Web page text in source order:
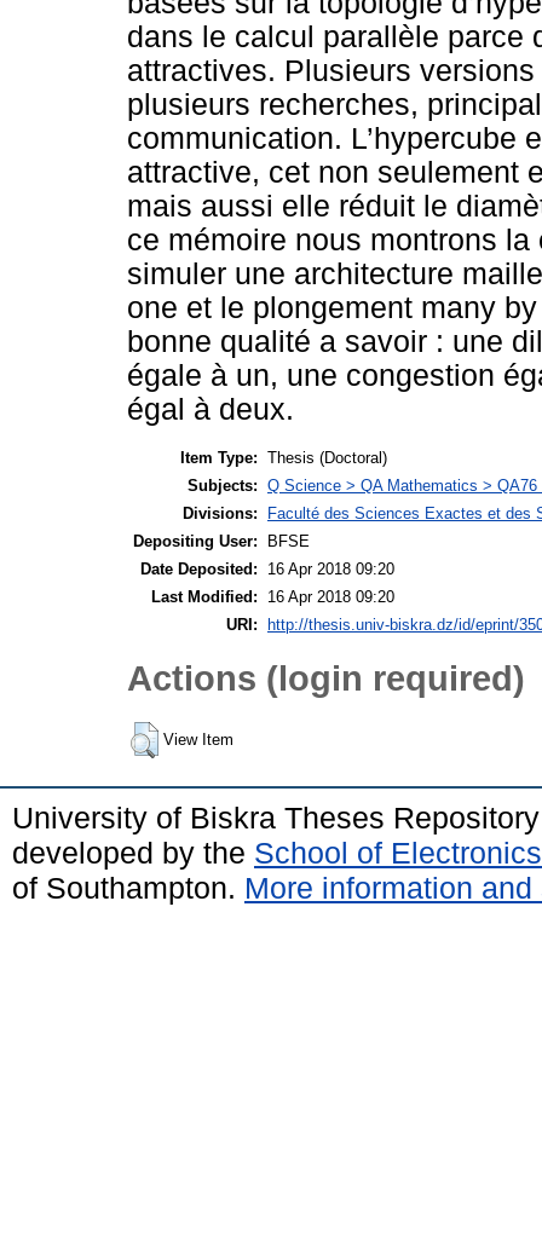
dans le calcul parallèle parce
attractives. Plusieurs
plusieurs recherches,
communication. L’hypercube
attractive, cet non seulement
mais aussi elle réduit le
ce mémoire nous montrons
simuler une architecture
one et le plongement many
bonne qualité a savoir : une
égale à un, une congestion
égal à deux.
Item Type: Thesis (Doctoral)
Subjects: Q Science > QA Mathematics > QA76
Divisions:
Faculté des Sciences Exactes et des
Depositing User:
BFSE
Date Deposited:
16 Apr 2018 09:20
Last Modified:
16 Apr 2018 09:20
URI:
http://thesis.univ-biskra.dz/id/eprint/
Actions (login required)
View Item
University of Biskra Theses
developed by the School of
of Southampton. More information